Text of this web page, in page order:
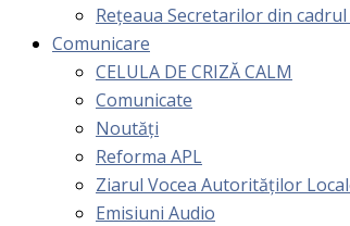
Rețeaua Secretarilor din cadrul
Comunicare
CELULA DE CRIZĂ CALM
Comunicate
Noutăți
Reforma APL
Ziarul Vocea Autorităților
Emisiuni Audio